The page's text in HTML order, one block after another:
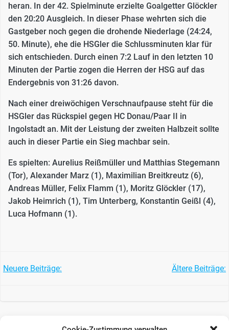
heran. In der 42. Spielminute erzielte Goalgetter Glöckler
den 20:20 Ausgleich. In dieser Phase wehrten sich die
Gastgeber noch gegen die drohende Niederlage (24:24,
50. Minute), ehe die HSGler die Schlussminuten klar für
sich entschieden. Durch einen 7:2 Lauf in den letzten 10
Minuten der Partie zogen die Herren der HSG auf das
Endergebnis von 31:26 davon.
Nach einer dreiwöchigen Verschnaufpause steht für die
HSGler das Rückspiel gegen HC Donau/Paar II in
Ingolstadt an. Mit der Leistung der zweiten Halbzeit sollte
auch in dieser Partie ein Sieg machbar sein.
Es spielten: Aurelius Reißmüller und Matthias Stegemann
(Tor), Alexander Marz (1), Maximilian Breitkreutz (6),
Andreas Müller, Felix Flamm (1), Moritz Glöckler (17),
Jakob Heimrich (1), Tim Unterberg, Konstantin Geißl (4),
Luca Hofmann (1).
POST
Neuere Beiträge: Ältere Beiträge: